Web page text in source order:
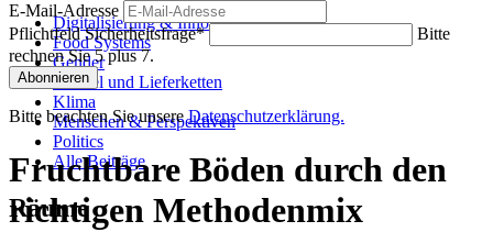
Digitalisierung & Innovation
Food Systems
Gender
Handel und Lieferketten
Klima
Menschen & Perspektiven
Politics
Alle Beiträge
Räume
E-Mail-Adresse
PflichtfeldSicherheitsfrage*
Bitte
rechnen Sie 5 plus 7.
Abonnieren
Bitte beachten Sie unsereDatenschutzerklärung.
Fruchtbare Böden durch den
richtigen Methodenmix